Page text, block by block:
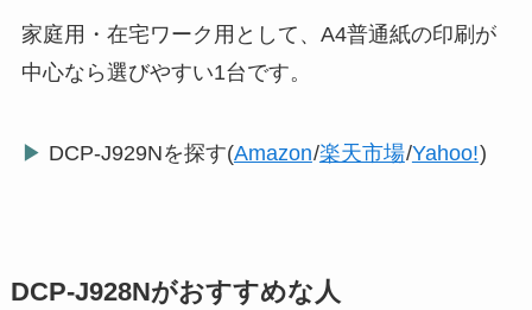
家庭用・在宅ワーク用として、A4普通紙の印刷が
中心なら選びやすい1台です。
▶ DCP-J929Nを探す(Amazon/楽天市場/Yahoo!)
DCP-J928Nがおすすめな人